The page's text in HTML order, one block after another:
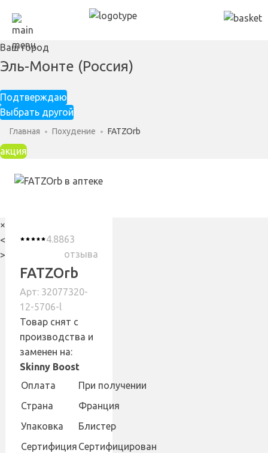
Ваш город
Эль-Монте (Россия)
Подтверждаю
Выбрать другой
Главная Похудение FATZOrb
акция
×
<
>
4.8863
отзыва
FATZOrb
Арт: 32077320-
12-5706-l
Товар снят с
производства и
заменен на:
Skinny Boost
Оплата
При получении
Страна
Франция
Упаковка
Блистер
Сертифиция Сертифицирован